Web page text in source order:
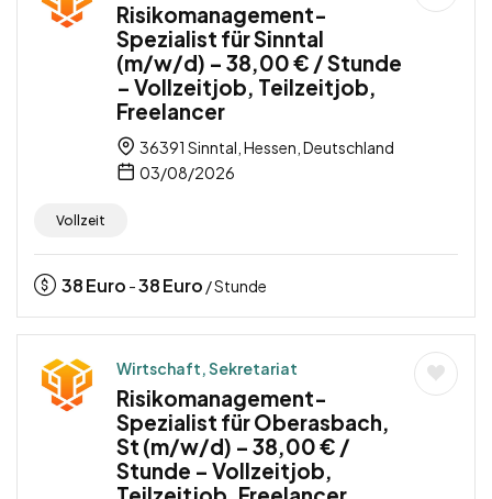
Risikomanagement-
Spezialist für Sinntal
(m/w/d) – 38,00 € / Stunde
– Vollzeitjob, Teilzeitjob,
Freelancer
36391 Sinntal, Hessen, Deutschland
03/08/2026
Vollzeit
38Euro -38Euro / Stunde
Wirtschaft, Sekretariat
Risikomanagement-
Spezialist für Oberasbach,
St (m/w/d) – 38,00 € /
Stunde – Vollzeitjob,